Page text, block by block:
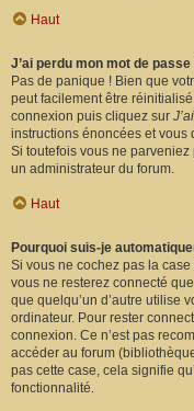
Haut
J’ai perdu mon mot de passe
Pas de panique ! Bien que
peut facilement être
connexion puis cliquez sur
instructions énoncées et vous
Si toutefois vous ne
un administrateur du forum.
Haut
Pourquoi suis-je
Si vous ne cochez pas la case
vous ne resterez connecté
que quelqu’un d’autre utilise
ordinateur. Pour rester
connexion. Ce n’est pas
accéder au forum
pas cette case, cela signifie
fonctionnalité.